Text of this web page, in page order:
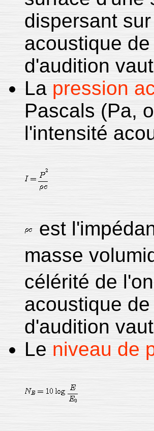
dispersant
acoustique
d'audition vaut
La pression
Pascals (Pa,
l'intensité
est
masse
célérité de
acoustique
d'audition vaut
Le niveau de